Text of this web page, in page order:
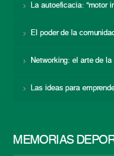
La autoeficacia: “motor
El poder de la
Networking: el arte de la
Las ideas para
MEMORIAS